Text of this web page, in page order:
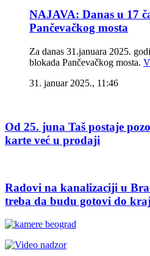
NAJAVA: Danas u 17
Pančevačkog mosta
Za danas 31.januara 2025.
blokada Pančevačkog mosta.
31. januar 2025., 11:46
Od 25. juna Taš postaje
karte već u prodaji
Radovi na kanalizaciji u
treba da budu gotovi do